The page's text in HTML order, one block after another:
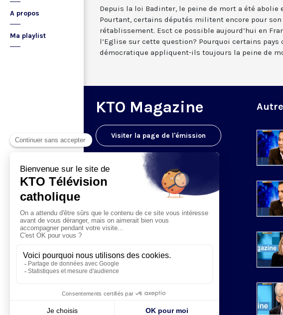
A propos
Ma playlist
Depuis la loi Badinter, le peine de mort a été abolie
Pourtant, certains députés militent encore pour son
rétablissement. Esct ce possible aujourd’hui en
l’Eglise sur cette question? Pourquoi certains pays
démocratique appliquent-ils toujours la peine de
KTO Magazine
Visiter la page de l'émission